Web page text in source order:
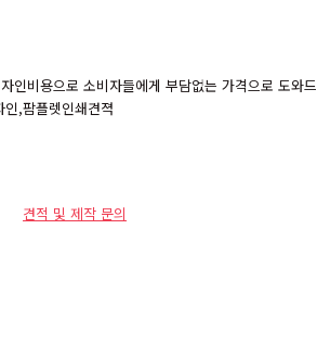
인비용으로 소비자들에게 부담없는 가격으로 도와
,팜플렛인쇄견젹
견적 및 제작 문의